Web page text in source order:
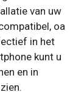
van uw
oa
in het
kunt u
en in